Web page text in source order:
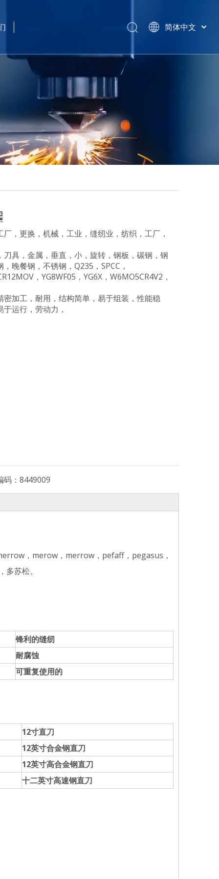
简体中文
Türk dili
，更换，机械，工业，缝纫业，纺织，工厂，
具，金属，垂直，小，旋转，钢板，碳钢，钢
晚餐钢，不锈钢，Q235，SPCC，
，YG8WF05，YG6X，W6MO5CR4V2，
加工，耐用，结构简单，易于组装，性能稳
运行，劳动力，
码： 8449009
，merow，merrow，pefaff，pegasus，
苏松。
锋利的缝纫
耐腐蚀
可重复使用的
12寸直刀
12英寸合金钢直刀
12英寸高合金钢直刀
十二英寸高速钢直刀